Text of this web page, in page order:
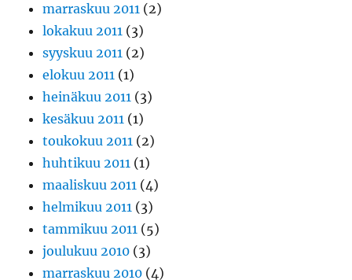
marraskuu 2011 (2)
lokakuu 2011 (3)
syyskuu 2011 (2)
elokuu 2011 (1)
heinäkuu 2011 (3)
kesäkuu 2011 (1)
toukokuu 2011 (2)
huhtikuu 2011 (1)
maaliskuu 2011 (4)
helmikuu 2011 (3)
tammikuu 2011 (5)
joulukuu 2010 (3)
marraskuu 2010 (4)